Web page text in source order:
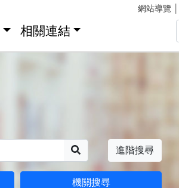
網站導覽
相關連結
進階搜尋
機關搜尋